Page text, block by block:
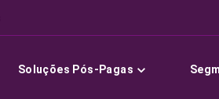
Soluções Pós-Pagas